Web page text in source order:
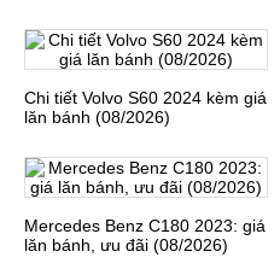
Chi tiết Volvo S60 2024 kèm giá
lăn bánh (08/2026)
Mercedes Benz C180 2023: giá
lăn bánh, ưu đãi (08/2026)